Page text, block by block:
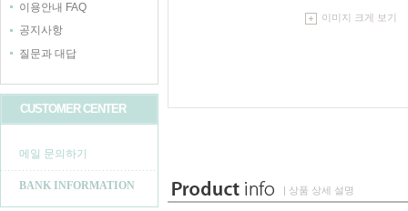
이용안내 FAQ
공지사항
질문과 대답
CUSTOMER CENTER
메일 문의하기
BANK INFORMATION
이미지 크게 보기
| 상품 상세 설명